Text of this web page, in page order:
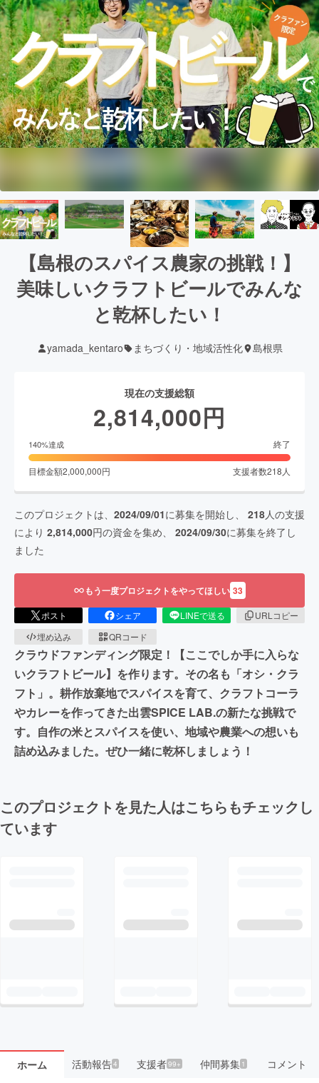
【島根のスパイス農家の挑戦！】
美味しいクラフトビールでみんな
と乾杯したい！
yamada_kentaro まちづくり・地域活性化 島根県
現在の支援総額
2,814,000円
140%達成 終了
目標金額2,000,000円 支援者数218 人
このプロジェクトは、 2024/09/01に募集を開始し、 218人の支援
により 2,814,000円の資金を集め、 2024/09/30に募集を終了し
ました
もう一度プロジェクトをやってほしい 33
ポスト シェア LINEで送る
URLコピー
埋め込み
QRコード
クラウドファンディング限定！【ここでしか手に入らな
いクラフトビール】を作ります。その名も「オシ・クラ
フト」。耕作放棄地でスパイスを育て、クラフトコーラ
やカレーを作ってきた出雲SPICE LAB.の新たな挑戦で
す。自作の米とスパイスを使い、地域や農業への想いも
詰め込みました。ぜひ一緒に乾杯しましょう！
このプロジェクトを見た人はこちらもチェックし
ています
ホーム 活動報告4 支援者99+ 仲間募集 1 コメント